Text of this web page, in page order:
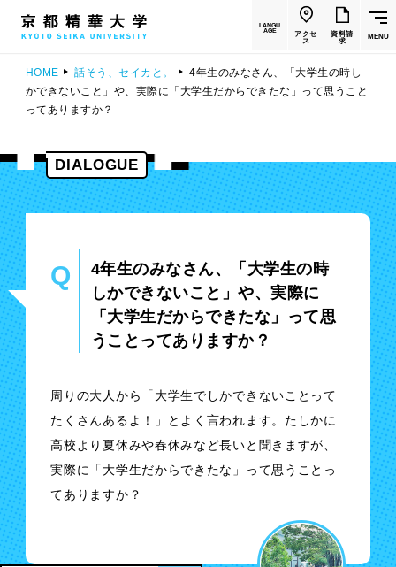
LANGU
AGE
アクセ
ス
資料請
求
MENU
HOME 話そう、セイカと。
4年生のみなさん、「大学生の時し
かできないこと」や、実際に「大学生だからできたな」って思うこと
ってありますか？
DIALOGUE
Q
4年生のみなさん、「大学生の時
しかできないこと」や、実際に
「大学生だからできたな」って思
うことってありますか？
周りの大人から「大学生でしかできないことって
たくさんあるよ！」とよく言われます。たしかに
高校より夏休みや春休みなど長いと聞きますが、
実際に「大学生だからできたな」って思うことっ
てありますか？